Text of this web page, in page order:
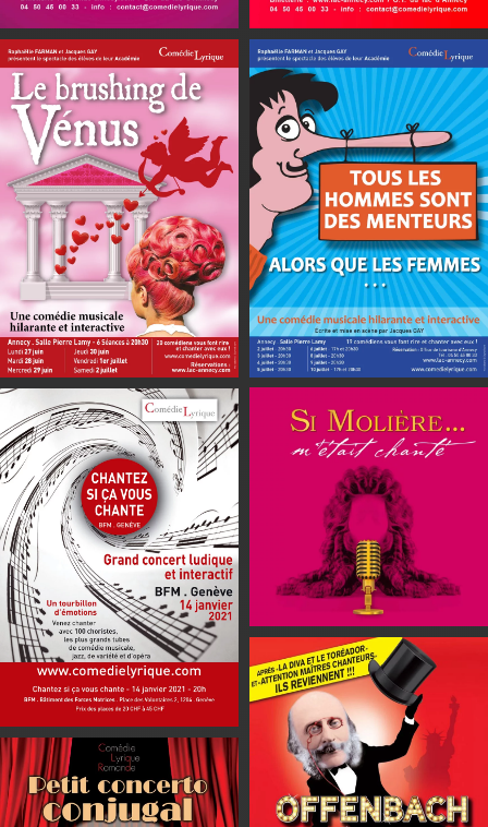
En savoir plus En savoir plus
En savoir plus
En savoir plus
En savoir plus